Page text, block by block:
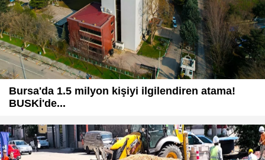
Bursa'da 1.5 milyon kişiyi ilgilendiren atama!
BUSKİ'de...